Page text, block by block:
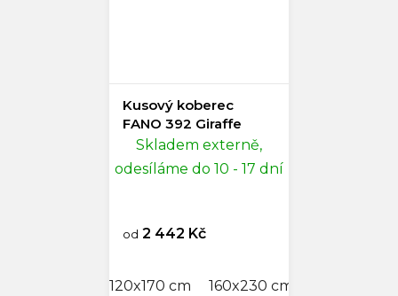
Kusový koberec
FANO 392 Giraffe
Skladem externě,
odesíláme do 10 - 17 dní
od 2 442 Kč
120x170 cm 160x230 cm